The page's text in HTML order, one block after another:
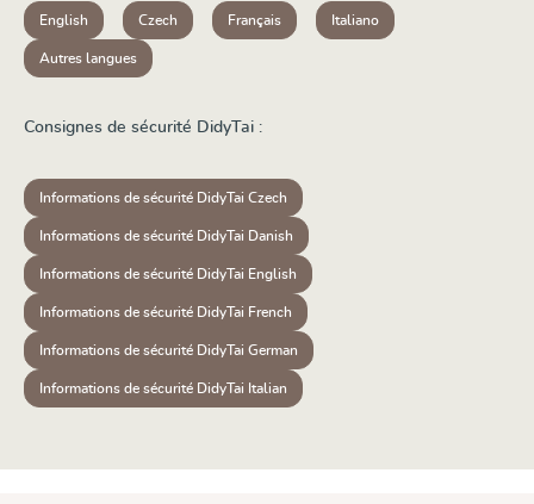
English Czech Français Italiano
Autres langues
Consignes de sécurité DidyTai :
Informations de sécurité DidyTai Czech
Informations de sécurité DidyTai Danish
Informations de sécurité DidyTai English
Informations de sécurité DidyTai French
Informations de sécurité DidyTai German
Informations de sécurité DidyTai Italian